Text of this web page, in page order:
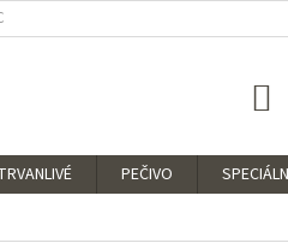
OBCHODNÍ PODMÍNKY ZÁSADY
PEČIVO